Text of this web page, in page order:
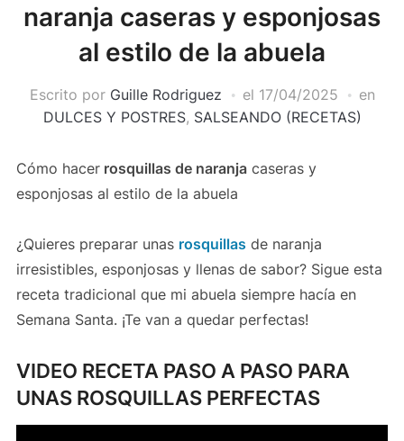
naranja caseras y esponjosas
al estilo de la abuela
Escrito por Guille Rodriguez el 17/04/2025
en
DULCES Y POSTRES, SALSEANDO (RECETAS)
Cómo hacerrosquillas de naranjacaseras y
esponjosas al estilo de la abuela
¿Quieres preparar unas rosquillas de naranja
irresistibles, esponjosas y llenas de sabor? Sigue esta
receta tradicional que mi abuela siempre hacía en
Semana Santa. ¡Te van a quedar perfectas!
VIDEO RECETA PASO A PASO PARA
UNAS ROSQUILLAS PERFECTAS